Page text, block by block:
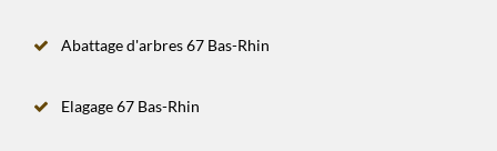
Abattage d'arbres 67 Bas-Rhin
Elagage 67 Bas-Rhin